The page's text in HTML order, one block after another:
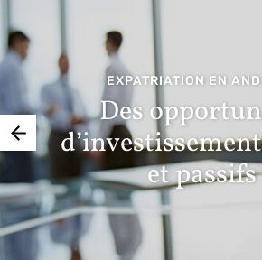
EXPATRIATION EN
Des
et passifs